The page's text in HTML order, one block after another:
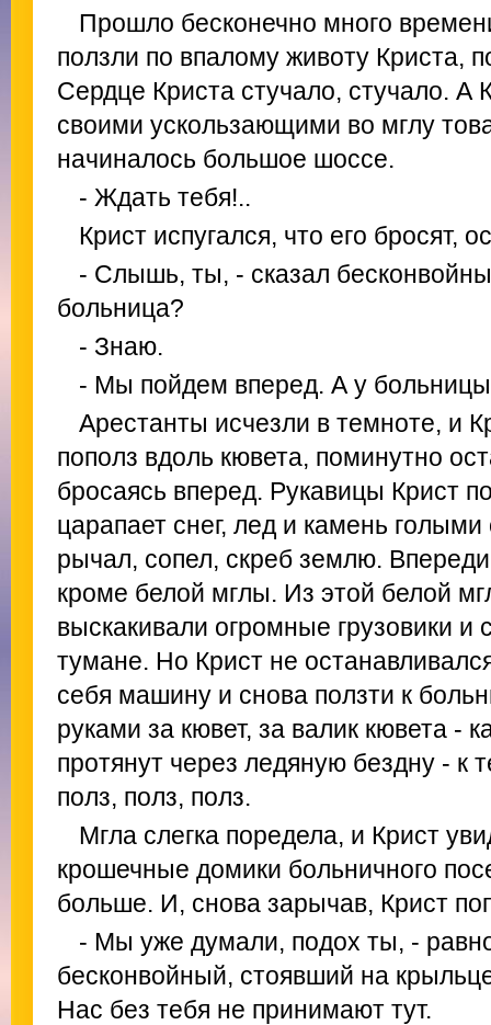
Прошло бесконечно много
ползли по впалому животу Криста,
Сердце Криста стучало, стучало. А
своими ускользающими во мглу
начиналось большое шоссе.
- Ждать тебя!..
Крист испугался, что его бросят,
- Слышь, ты, - сказал
больница?
- Знаю.
- Мы пойдем вперед. А у
Арестанты исчезли в темноте, и
пополз вдоль кювета, поминутно
бросаясь вперед. Рукавицы Крист
царапает снег, лед и камень
рычал, сопел, скреб землю.
кроме белой мглы. Из этой белой
выскакивали огромные грузовики и
тумане. Но Крист не
себя машину и снова ползти к
руками за кювет, за валик кювета -
протянут через ледяную бездну - к
полз, полз, полз.
Мгла слегка поредела, и Крист
крошечные домики больничного
больше. И, снова зарычав, Крист
- Мы уже думали, подох ты, -
бесконвойный, стоявший на
Нас без тебя не принимают тут.